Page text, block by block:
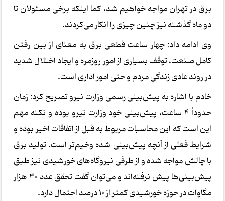
برق در تهران مواجه خواهیم شد، کما اینکه برخی مسئولان تا
دو ماه گذشته نیز چنین چیزی را انکار می‌کردند.
وی ادامه داد: چهار ساعت قطعی برق به معنای از بین رفتن
کامل صنعت، توقف بسیاری از امور روزمره و ایجاد اختلال شدید
در روند عادی زندگی مردم و حتی امور اداری است.
خادم با اشاره به پیش‌بینی رسمی وزارت نیرو تصریح کرد: زمان
حدوداً ۴ ساعت، پیش‌بینی خود وزارت نیرو بوده و نکته مهم
این است که این محاسبات مربوط به قبل از اتفاقات اخیر بوده و
شرایط فعلی از آنچه پیش‌بینی شده وخیم‌تر است. تولید برق
با چالش مواجه شده و از طرفی نیروگاه‌های خورشیدی نیز طبق
پیش‌بینی‌ها پیش نرفته‌اند و می‌توان گفت تحقق عدد ۳۰ هزار
مگاوات در حوزه خورشیدی کمتر از ۱۰ درصد احتمال دارد.